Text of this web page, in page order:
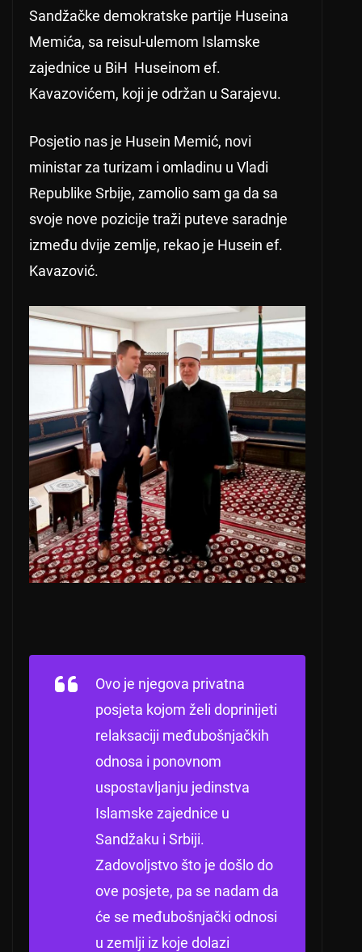
Sandžačke demokratske partije Huseina
Memića, sa reisul-ulemom Islamske
zajednice u BiH Huseinom ef.
Kavazovićem, koji je održan u Sarajevu.
Posjetio nas je Husein Memić, novi
ministar za turizam i omladinu u Vladi
Republike Srbije, zamolio sam ga da sa
svoje nove pozicije traži puteve saradnje
između dvije zemlje, rekao je Husein ef.
Kavazović.
Ovo je njegova privatna
posjeta kojom želi doprinijeti
relaksaciji međubošnjačkih
odnosa i ponovnom
uspostavljanju jedinstva
Islamske zajednice u
Sandžaku i Srbiji.
Zadovoljstvo što je došlo do
ove posjete, pa se nadam da
će se međubošnjački odnosi
u zemlji iz koje dolazi